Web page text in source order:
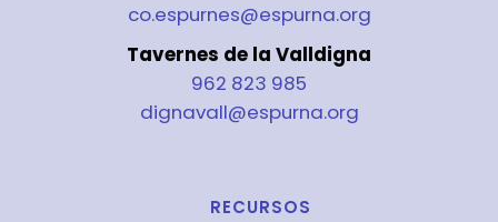
co.espurnes@espurna.org
Tavernes de la Valldigna
962 823 985
dignavall@espurna.org
RECURSOS